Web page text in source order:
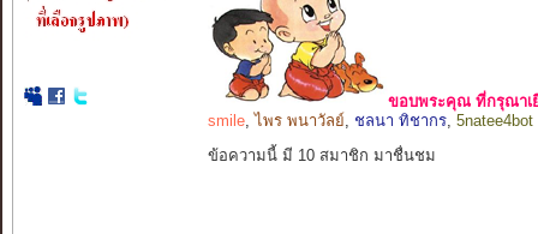
ขอบพระคุณ ที่กรุณาเ
smile,ไพร พนาวัลย์, ชลนา ทิชากร, 5natee4bot
ข้อความนี้ มี 10 สมาชิก มาชื่นชม